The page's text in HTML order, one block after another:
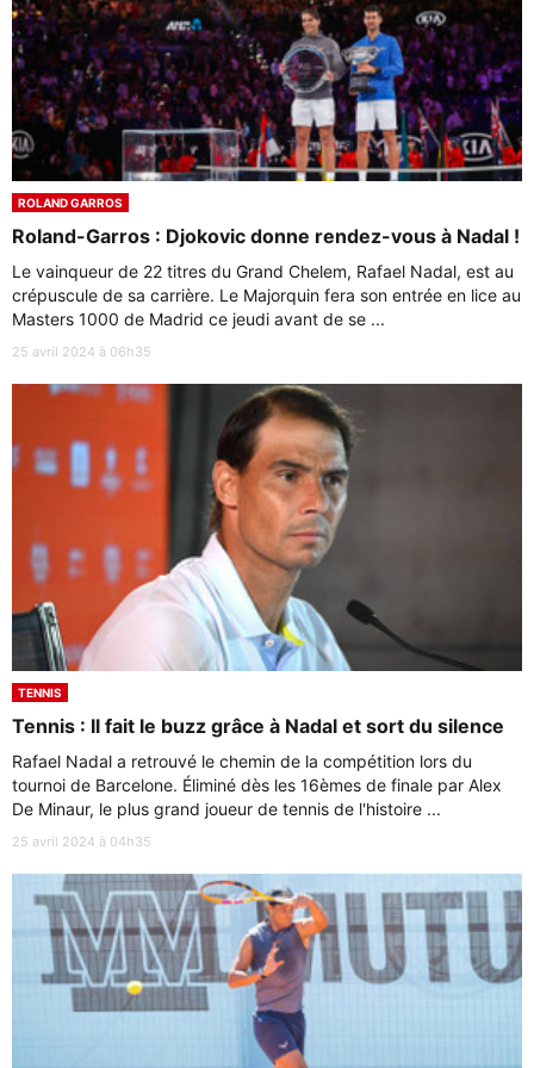
ROLAND GARROS
Roland-Garros : Djokovic donne rendez-vous à Nadal !
Le vainqueur de 22 titres du Grand Chelem, Rafael Nadal, est au
crépuscule de sa carrière. Le Majorquin fera son entrée en lice au
Masters 1000 de Madrid ce jeudi avant de se ...
25 avril 2024 à 06h35
TENNIS
Tennis : Il fait le buzz grâce à Nadal et sort du silence
Rafael Nadal a retrouvé le chemin de la compétition lors du
tournoi de Barcelone. Éliminé dès les 16èmes de finale par Alex
De Minaur, le plus grand joueur de tennis de l'histoire ...
25 avril 2024 à 04h35